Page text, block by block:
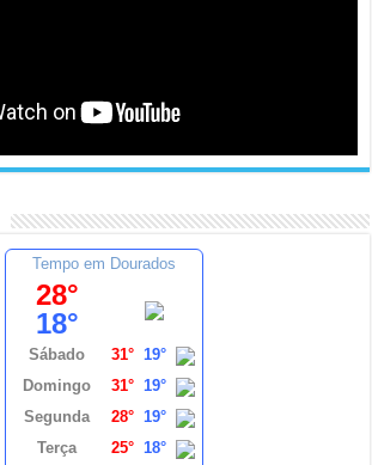
Tempo em Dourados
28°
18°
Sábado 31° 19°
Domingo
31° 19°
Segunda
28° 19°
Terça
25° 18°